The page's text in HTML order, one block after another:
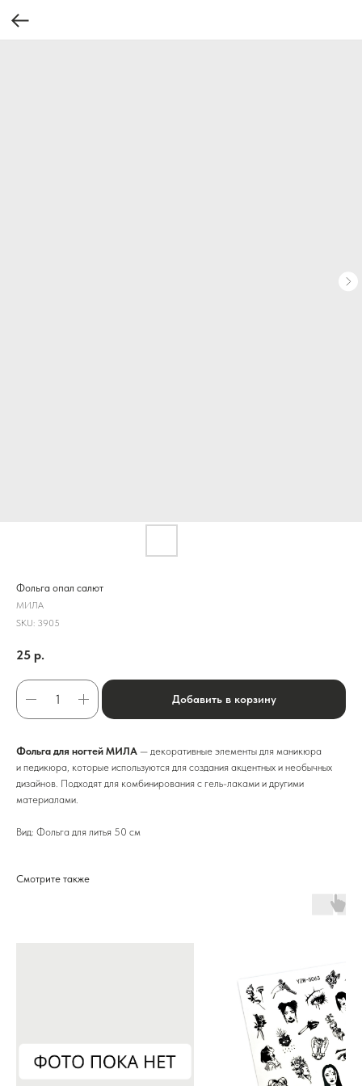
Фольга опал салют
МИЛА
SKU: 3905
25 р.
Добавить в корзину
Фольга для ногтей МИЛА — декоративные элементы для маникюра
и педикюра, которые используются для создания акцентных и необычных
дизайнов. Подходят для комбинирования с гель-лаками и другими
материалами.
Вид: Фольга для литья 50 см
Смотрите также